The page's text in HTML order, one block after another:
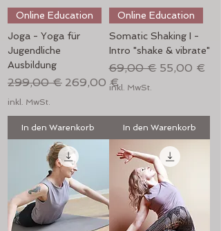
Online Education
Joga - Yoga für
Jugendliche
Ausbildung
Standardpreis
299,00 € Sale-Preis
269,00 €
inkl. MwSt.
In den Warenkorb
Online Education
Somatic Shaking I -
Intro "shake & vibrate"
Standardpreis
69,00 € Sale-Preis
55,00 €
inkl. MwSt.
In den Warenkorb